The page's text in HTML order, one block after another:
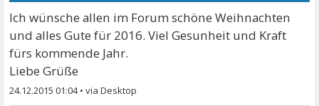
Ich wünsche allen im Forum schöne Weihnachten
und alles Gute für 2016. Viel Gesunheit und Kraft
fürs kommende Jahr.
Liebe Grüße
24.12.2015 01:04•